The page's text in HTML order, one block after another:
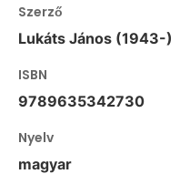
Szerző
Lukáts János (1943-)
ISBN
9789635342730
Nyelv
magyar